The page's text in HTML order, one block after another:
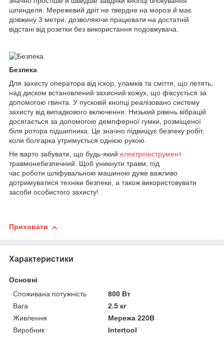
шпинделя. Мережевий дріт не твердне на морозі й має
довжину 3 метри, дозволяючи працювати на достатній
відстані від розетки без використання подовжувача.
Безпека
Для захисту оператора від іскор, уламків та сміття, що летять,
над диском встановлений захисний кожух, що фіксується за
допомогою гвинта. У пусковій кнопці реалізовано систему
захисту від випадкового включення. Низький рівень вібрацій
досягається за допомогою демпферної гумки, розміщеної
біля ротора підшипника. Це значно підвищує безпеку робіт,
коли болгарка утримується однією рукою.
Не варто забувати, що будь-який електроінструмент
травмонебезпечний. Щоб уникнути травм, під
час роботи шліфувальною машиною дуже важливо
дотримуватися техніки безпеки, а також використовувати
засоби особистого захисту!
Приховати
Характеристики
Основні
Споживана потужність
800 Вт
Вага
2.5 кг
Живлення
Мережа 220В
Виробник
Intertool